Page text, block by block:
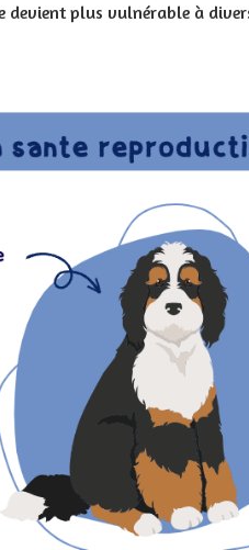
devient plus vulnérable à